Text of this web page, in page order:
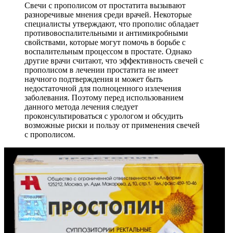
Свечи с прополисом от простатита вызывают
разноречивые мнения среди врачей. Некоторые
специалисты утверждают, что прополис обладает
противовоспалительными и антимикробными
свойствами, которые могут помочь в борьбе с
воспалительным процессом в простате. Однако
другие врачи считают, что эффективность свечей с
прополисом в лечении простатита не имеет
научного подтверждения и может быть
недостаточной для полноценного излечения
заболевания. Поэтому перед использованием
данного метода лечения следует
проконсультироваться с урологом и обсудить
возможные риски и пользу от применения свечей
с прополисом.